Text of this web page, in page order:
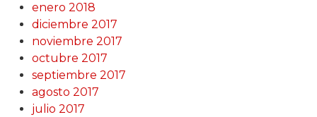
enero 2018
diciembre 2017
noviembre 2017
octubre 2017
septiembre 2017
agosto 2017
julio 2017